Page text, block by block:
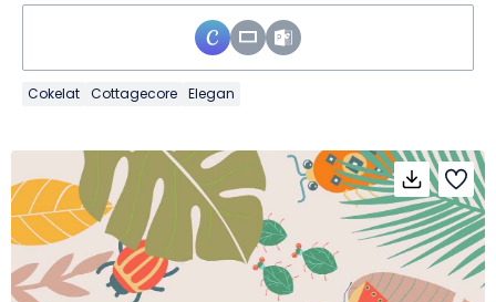
Cokelat Cottagecore Elegan